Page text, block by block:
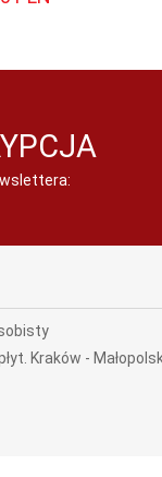
Kraków -